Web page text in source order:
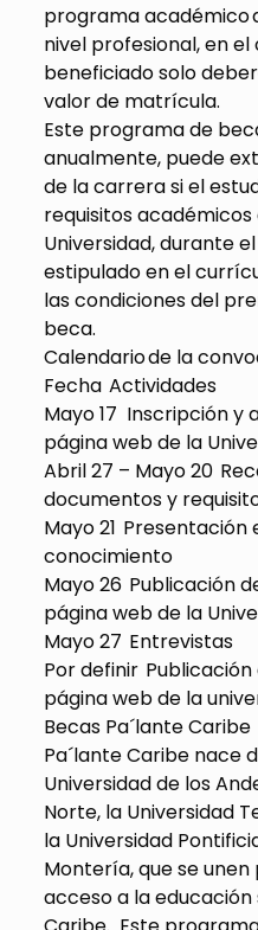
programa académico
nivel profesional, en
beneficiado solo
valor de matrícula.
Este programa de
anualmente, puede
de la carrera si el
requisitos académicos
Universidad, durante
estipulado en el
las condiciones del
beca.
Calendario de la
Fecha Actividades
Mayo 17 Inscripción y
página web de la
Abril 27 – Mayo 20
documentos y
Mayo 21 Presentación
conocimiento
Mayo 26 Publicación
página web de la
Mayo 27 Entrevistas
Por definir
página web de la
Becas Pa´lante Caribe
Pa´lante Caribe nace
Universidad de los
Norte, la Universidad
la Universidad
Montería, que se
acceso a la